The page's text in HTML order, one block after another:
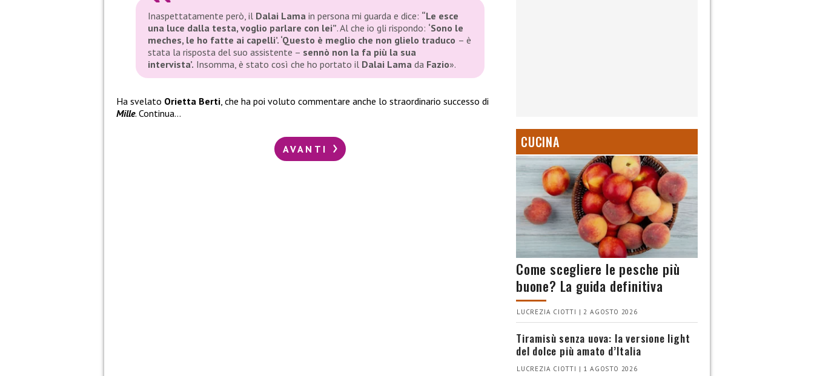
Inaspettatamente però, il Dalai Lama in persona mi guarda e dice: “Le esce
una luce dalla testa, voglio parlare con lei”. Al che io gli rispondo: ‘Sono le
meches, le ho fatte ai capelli’. ‘Questo è meglio che non glielo traduco – è
stata la risposta del suo assistente – sennò non la fa più la sua
intervista’. Insomma, è stato così che ho portato il Dalai Lama da Fazio».
Ha svelato Orietta Berti, che ha poi voluto commentare anche lo straordinario successo di
Mille. Continua…
AVANTI CUCINA
Come scegliere le pesche più
buone? La guida definitiva
LUCREZIA CIOTTI | 2 AGOSTO 2026
Tiramisù senza uova: la versione light
del dolce più amato d’Italia
LUCREZIA CIOTTI | 1 AGOSTO 2026